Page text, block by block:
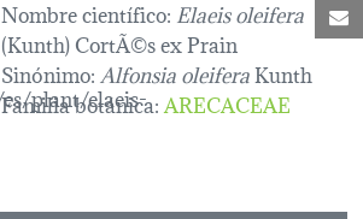
Nombre científico: Elaeis oleifera
(Kunth) CortÃ©s ex Prain
Sinónimo: Alfonsia oleiferaKunth
Familia botánica:ARECACEAE